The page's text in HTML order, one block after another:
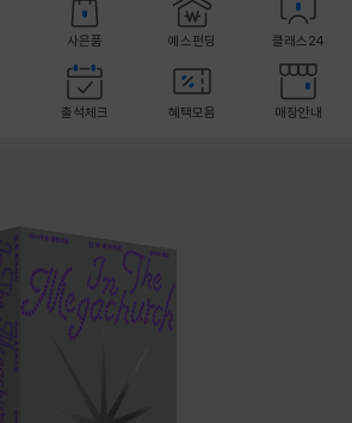
사은품 예스펀딩 클래스24
출석체크 혜택모음 매장안내